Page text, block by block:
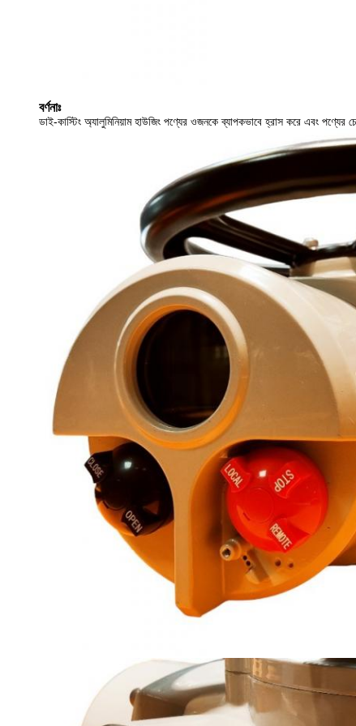
বর্ণনাঃ
ডাই-কাস্টিং অ্যালুমিনিয়াম হাউজিং পণ্যের ওজনকে ব্যাপকভাবে হ্রাস করে এবং পণ্যের